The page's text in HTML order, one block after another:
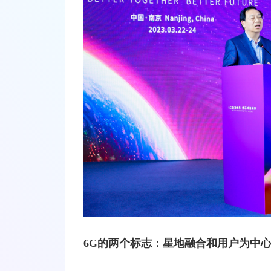
6G的两个标志：星地融合和用户为中心